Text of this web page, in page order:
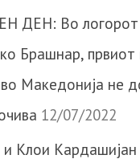
ДЕН: Во логорот
Брашнар, првиот
Македонија не
12/07/2022
Клои Кардашијан